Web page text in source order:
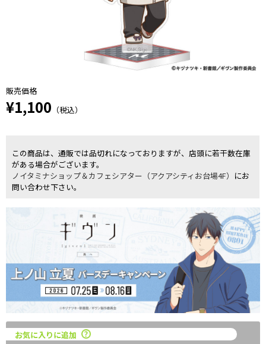
販売価格
¥1,100 （税込）
この商品は、通販では品切れになっておりますが、店頭に若干数在庫
がある場合がございます。
ノイタミナショップ＆カフェシアター（アクアシティお台場4F） にお
問い合わせ下さい。
お気に入りに追加